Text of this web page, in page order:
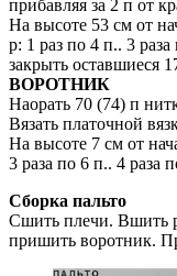
прибавляя за 2 п от
На высоте 53 см от
р: 1 раз по 4 п.. 3
закрыть оставшиеся
ВОРОТНИК
Наорать 70 (74) п
Вязать платочной
На высоте 7 см от
3 раза по 6 п.. 4 раза
Сборка пальто
Сшить плечи. Вшить
пришить воротник.